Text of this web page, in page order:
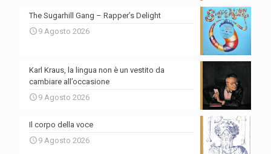
The Sugarhill Gang – Rapper’s Delight
9 Agosto 2026
Karl Kraus, la lingua non è un vestito da
cambiare all’occasione
9 Agosto 2026
Il corpo della voce
9 Agosto 2026